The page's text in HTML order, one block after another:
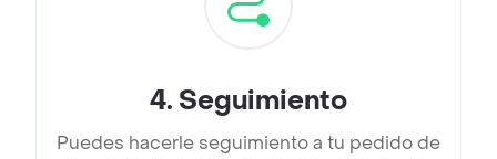
4. Seguimiento
Puedes hacerle seguimiento a tu pedido de